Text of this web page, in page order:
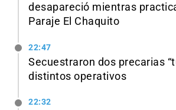
desapareció mientras
Paraje El Chaquito
22:47
Secuestraron dos precarias
distintos operativos
22:32